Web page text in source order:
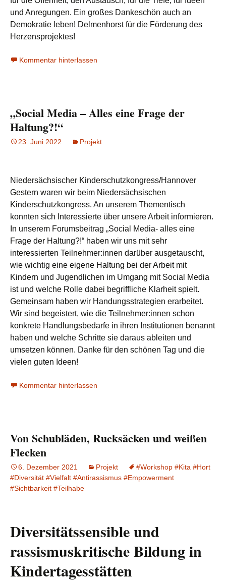
und Anregungen. Ein großes Dankeschön auch an
Demokratie leben! Delmenhorst für die Förderung des
Herzensprojektes!
Kommentar hinterlassen
„Social Media – Alles eine Frage der
Haltung?!“
23. Juni 2022 Projekt
Niedersächsischer Kinderschutzkongress/Hannover
Gestern waren wir beim Niedersächsischen
Kinderschutzkongress. An unserem Thementisch
konnten sich Interessierte über unsere Arbeit informieren.
In unserem Forumsbeitrag „Social Media- alles eine
Frage der Haltung?!“ haben wir uns mit sehr
interessierten Teilnehmer:innen darüber ausgetauscht,
wie wichtig eine eigene Haltung bei der Arbeit mit
Kindern und Jugendlichen im Umgang mit Social Media
ist und welche Rolle dabei begriffliche Klarheit spielt.
Gemeinsam haben wir Handungsstrategien erarbeitet.
Wir sind begeistert, wie die Teilnehmer:innen schon
konkrete Handlungsbedarfe in ihren Institutionen benannt
haben und welche Schritte sie daraus ableiten und
umsetzen können. Danke für den schönen Tag und die
vielen guten Ideen!
Kommentar hinterlassen
Von Schubläden, Rucksäcken und weißen
Flecken
6. Dezember 2021 Projekt
#Workshop #Kita #Hort
#Diversität #Vielfalt #Antirassismus #Empowerment
#Sichtbarkeit #Teilhabe
Diversitätssensible und
rassismuskritische Bildung in
Kindertagesstätten